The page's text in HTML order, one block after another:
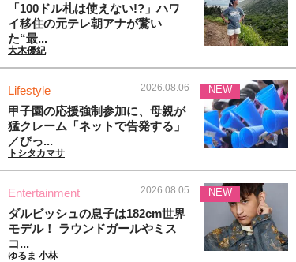
「100ドル札は使えない!?」ハワ
イ移住の元テレ朝アナが驚い
た“最...
大木優紀
Lifestyle 2026.08.06
甲子園の応援強制参加に、母親が
猛クレーム「ネットで告発する」
／びっ...
トシタカマサ
NEW
Entertainment 2026.08.05
ダルビッシュの息子は182cm世界
モデル！ ラウンドガールやミス
コ...
ゆるま 小林
NEW